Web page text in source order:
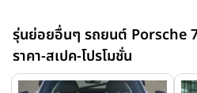
ของเครื่องยนต์ที่เป็นเอกลักษณ์เฉพ
GT4 ติดตั้งเครื่องยนต์เทอร์โบขนาด
กำลังสูงสุด 500 แรงม้า
รุ่นย่อยอื่นๆ รถยนต์ Porsche
ราคา-สเปค-โปรโมชั่น